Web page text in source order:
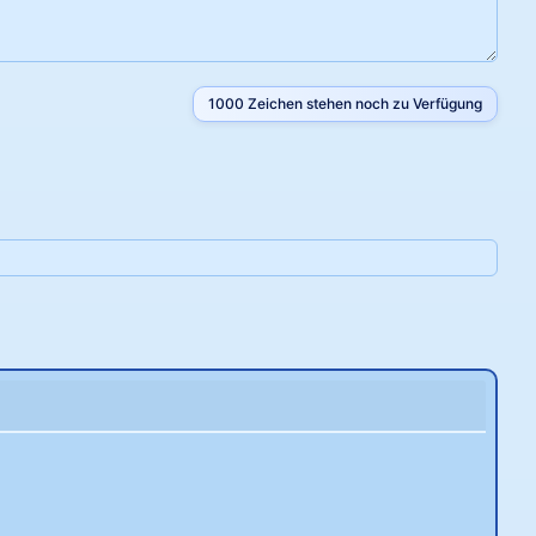
1000 Zeichen stehen noch zu Verfügung